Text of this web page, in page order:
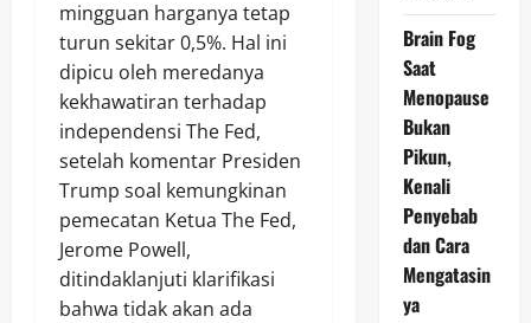
mingguan harganya tetap
turun sekitar 0,5%. Hal ini
dipicu oleh meredanya
kekhawatiran terhadap
independensi The Fed,
setelah komentar Presiden
Trump soal kemungkinan
pemecatan Ketua The Fed,
Jerome Powell,
ditindaklanjuti klarifikasi
bahwa tidak akan ada
Brain Fog
Saat
Menopause
Bukan
Pikun,
Kenali
Penyebab
dan Cara
Mengatasin
ya